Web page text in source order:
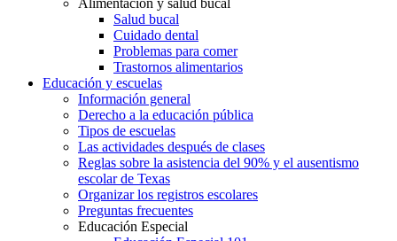
Salud bucal
Cuidado dental
Problemas para comer
Trastornos alimentarios
Educación y escuelas
Información general
Derecho a la educación pública
Tipos de escuelas
Las actividades después de clases
Reglas sobre la asistencia del 90% y el ausentismo
escolar de Texas
Organizar los registros escolares
Preguntas frecuentes
Educación Especial